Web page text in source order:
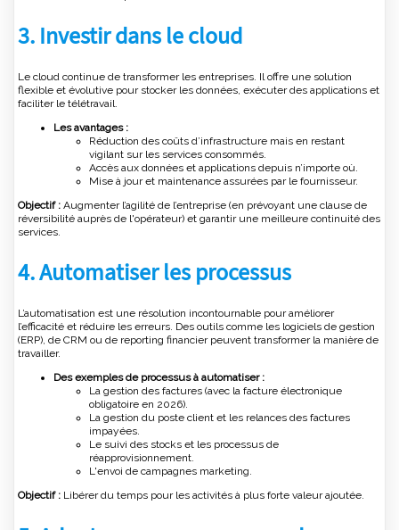
3. Investir dans le cloud
Le cloud continue de transformer les entreprises. Il offre une solution
flexible et évolutive pour stocker les données, exécuter des applications et
faciliter le télétravail.
Les avantages :
Réduction des coûts d’infrastructure mais en restant
vigilant sur les services consommés.
Accès aux données et applications depuis n’importe où.
Mise à jour et maintenance assurées par le fournisseur.
Objectif : Augmenter l’agilité de l’entreprise (en prévoyant une clause de
réversibilité auprès de l'opérateur) et garantir une meilleure continuité des
services.
4. Automatiser les processus
L’automatisation est une résolution incontournable pour améliorer
l’efficacité et réduire les erreurs. Des outils comme les logiciels de gestion
(ERP), de CRM ou de reporting financier peuvent transformer la manière de
travailler.
Des exemples de processus à automatiser :
La gestion des factures (avec la facture électronique
obligatoire en 2026).
La gestion du poste client et les relances des factures
impayées.
Le suivi des stocks et les processus de
réapprovisionnement.
L'envoi de campagnes marketing.
Objectif : Libérer du temps pour les activités à plus forte valeur ajoutée.